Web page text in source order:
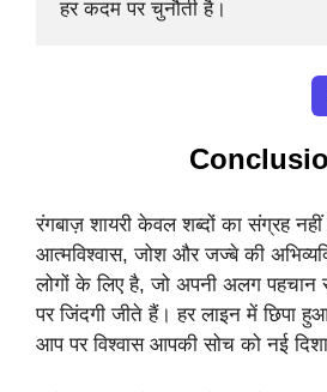
हर कदम पर चुनौती है।
रंगबाज़ शायरी केवल शब्दों का संग्रह
आत्मविश्वास, जोश और जज्बे की
लोगों के लिए है, जो अपनी अलग पहचान
पर जिंदगी जीते हैं। हर लाइन में छिपा
आप पर विश्वास आपकी सोच को नई